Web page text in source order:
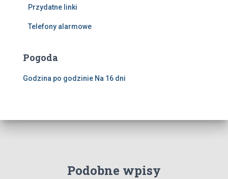
Przydatne linki
Telefony alarmowe
Pogoda
Godzina po godzinie Na 16 dni
Podobne wpisy